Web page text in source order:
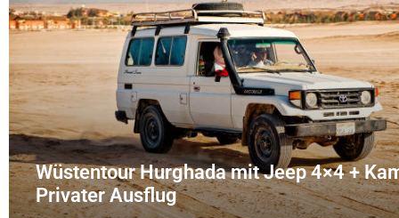
Wüstentour Hurghada mit Jeep 4×4 +
Privater Ausflug